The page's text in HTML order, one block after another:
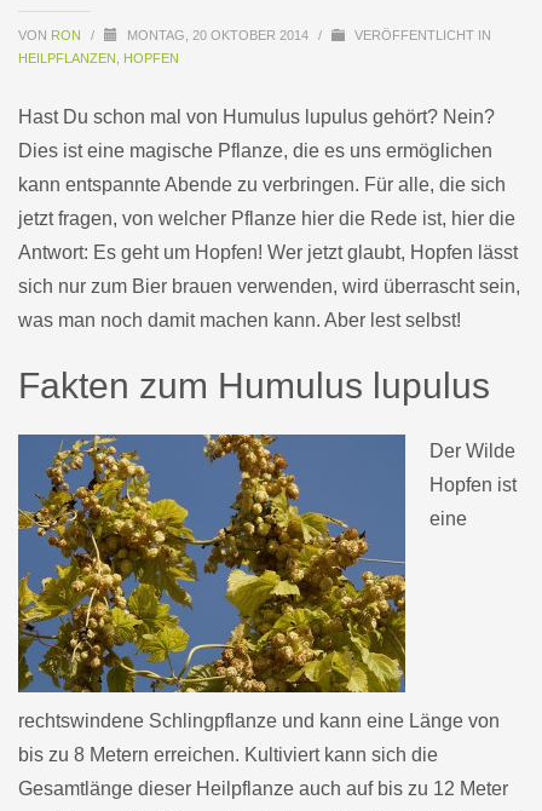
VON RON / MONTAG, 20 OKTOBER 2014 /
VERÖFFENTLICHT IN
HEILPFLANZEN
HOPFEN
Hast Du schon mal von Humulus lupulus gehört? Nein?
Dies ist eine magische Pflanze, die es uns ermöglichen
kann entspannte Abende zu verbringen. Für alle, die sich
jetzt fragen, von welcher Pflanze hier die Rede ist, hier die
Antwort: Es geht um Hopfen! Wer jetzt glaubt, Hopfen lässt
sich nur zum Bier brauen verwenden, wird überrascht sein,
was man noch damit machen kann. Aber lest selbst!
Fakten zum Humulus lupulus
Der Wilde
Hopfen ist
eine
rechtswindene Schlingpflanze und kann eine Länge von
bis zu 8 Metern erreichen. Kultiviert kann sich die
Gesamtlänge dieser Heilpflanze auch auf bis zu 12 Meter